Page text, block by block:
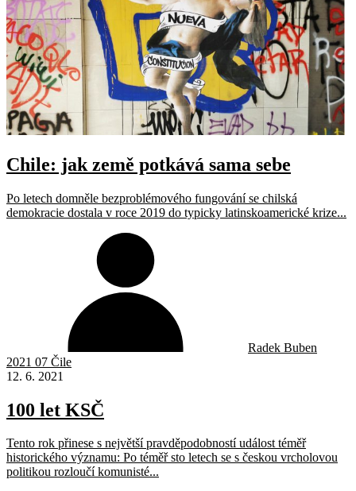
Chile: jak země potkává sama sebe
Po letech domněle bezproblémového fungování se chilská
demokracie dostala v roce 2019 do typicky latinskoamerické krize...
Radek Buben
2021 07 Čile
12. 6. 2021
100 let KSČ
Tento rok přinese s největší pravděpodobností událost téměř
historického významu: Po téměř sto letech se s českou vrcholovou
politikou rozloučí komunisté...